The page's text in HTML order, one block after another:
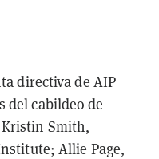
directiva de AIP
del cabildeo de
Kristin Smith,
Allie Page,